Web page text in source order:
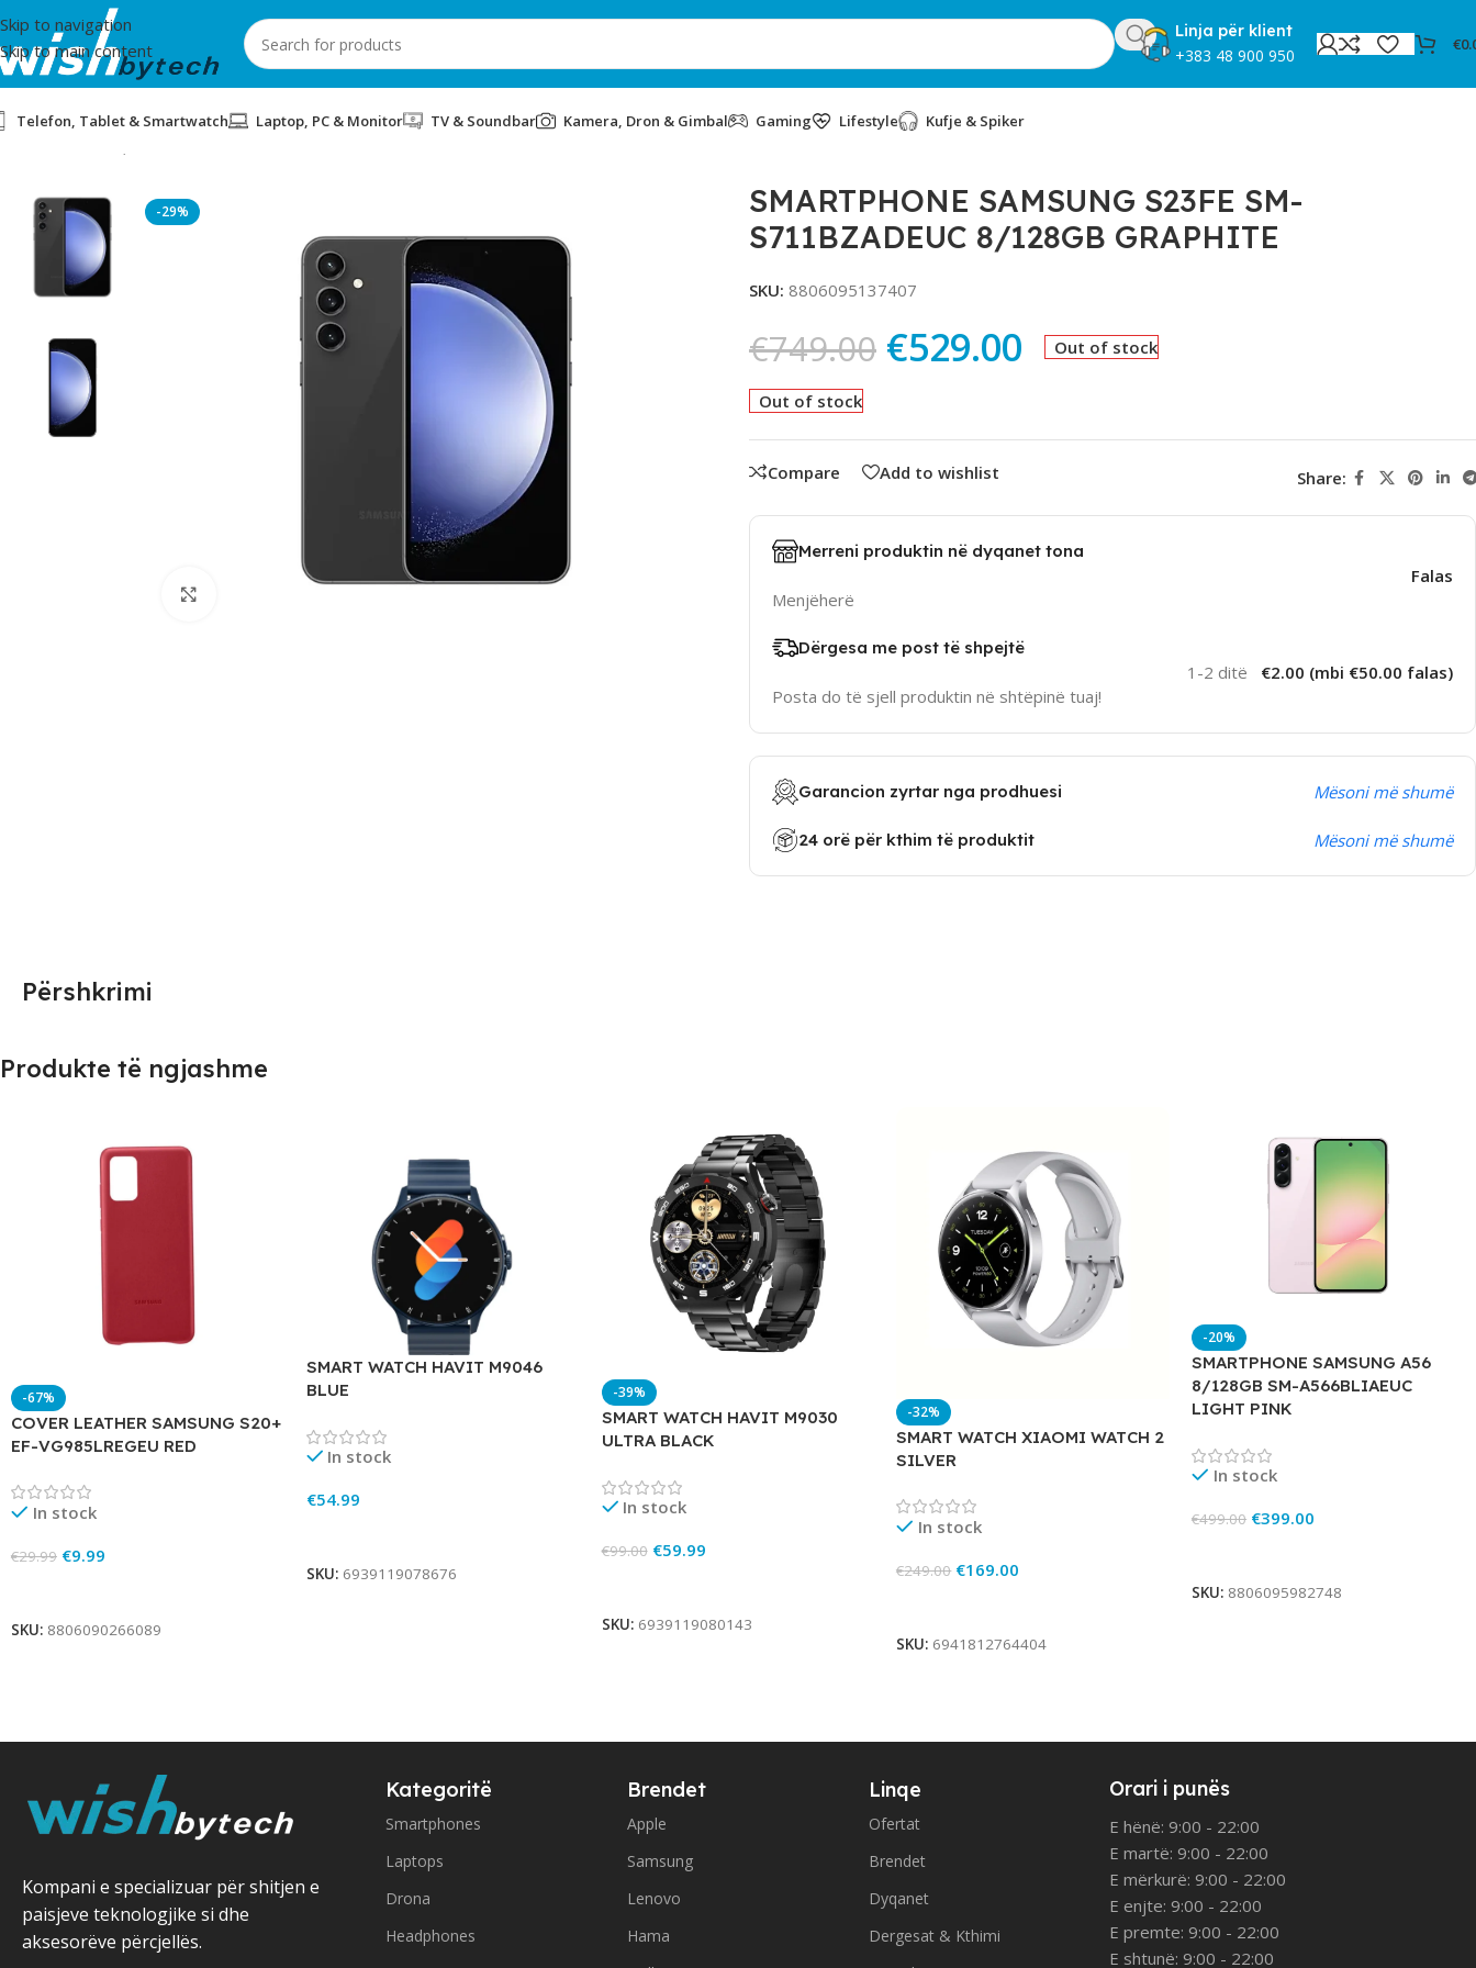
Skip to navigation
Skip to main content
Linja për klient
+383 48 900 950
€
Telefon, Tablet & Smartwatch Laptop, PC & Monitor TV & Soundbar Kamera, Dron & Gimbal Gaming Lifestyle Kufje & Spiker
-29%
SMARTPHONE SAMSUNG S23FE SM-
S711BZADEUC 8/128GB GRAPHITE
SKU: 8806095137407
€749.00 €529.00 Out of stock
Out of stock
Compare Add to wishlist Share:
Merreni produktin në dyqanet tona
Menjëherë
Falas
Dërgesa me post të shpejtë
Posta do të sjell produktin në shtëpinë tuaj!
1-2 ditë €2.00 (mbi €50.00 falas)
Garancion zyrtar nga prodhuesi Mësoni më shumë
24 orë për kthim të produktit Mësoni më shumë
Përshkrimi
Produkte të ngjashme
-67%
COVER LEATHER SAMSUNG S20+
EF-VG985LREGEU RED
In stock
€29.99 €9.99
SKU: 8806090266089
SMART WATCH HAVIT M9046
BLUE
In stock
€54.99
SKU: 6939119078676
-39%
SMART WATCH HAVIT M9030
ULTRA BLACK
In stock
€99.00 €59.99
SKU: 6939119080143
-32%
SMART WATCH XIAOMI WATCH 2
SILVER
In stock
€249.00 €169.00
SKU: 6941812764404
-20%
SMARTPHONE SAMSUNG A56
8/128GB SM-A566BLIAEUC
LIGHT PINK
In stock
€499.00 €399.00
SKU: 8806095982748
Kompani e specializuar për shitjen e
paisjeve teknologjike si dhe
aksesorëve përcjellës.
Kategoritë
Smartphones
Laptops
Drona
Headphones
Brendet
Apple
Samsung
Lenovo
Hama
Linqe
Ofertat
Brendet
Dyqanet
Dergesat & Kthimi
Orari i punës
E hënë: 9:00 - 22:00
E martë: 9:00 - 22:00
E mërkurë: 9:00 - 22:00
E enjte: 9:00 - 22:00
E premte: 9:00 - 22:00
E shtunë: 9:00 - 22:00